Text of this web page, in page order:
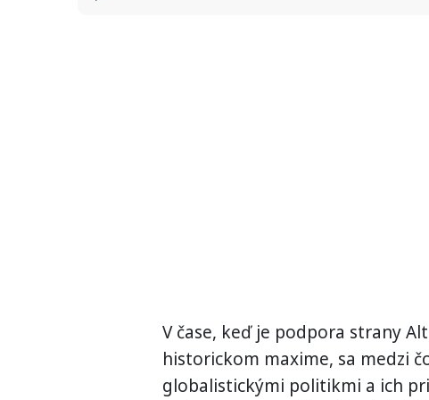
V čase, keď je podpora strany
historickom maxime, sa medzi
globalistickými politikmi a ich